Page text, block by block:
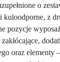
o
kuloodporne, z
pozycje
zakłócające,
oraz elementy